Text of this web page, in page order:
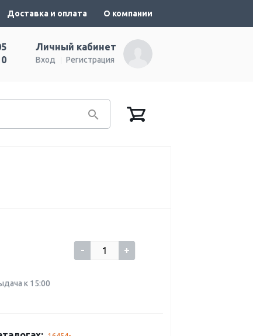
Доставка и оплата О компании
Личный кабинет
Вход Регистрация
- +
к 15:00